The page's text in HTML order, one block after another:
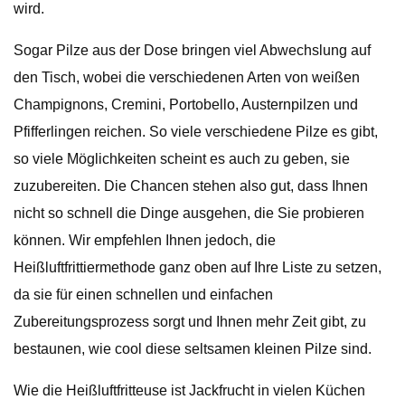
wird.
Sogar Pilze aus der Dose bringen viel Abwechslung auf
den Tisch, wobei die verschiedenen Arten von weißen
Champignons, Cremini, Portobello, Austernpilzen und
Pfifferlingen reichen. So viele verschiedene Pilze es gibt,
so viele Möglichkeiten scheint es auch zu geben, sie
zuzubereiten. Die Chancen stehen also gut, dass Ihnen
nicht so schnell die Dinge ausgehen, die Sie probieren
können. Wir empfehlen Ihnen jedoch, die
Heißluftfrittiermethode ganz oben auf Ihre Liste zu setzen,
da sie für einen schnellen und einfachen
Zubereitungsprozess sorgt und Ihnen mehr Zeit gibt, zu
bestaunen, wie cool diese seltsamen kleinen Pilze sind.
Wie die Heißluftfritteuse ist Jackfrucht in vielen Küchen